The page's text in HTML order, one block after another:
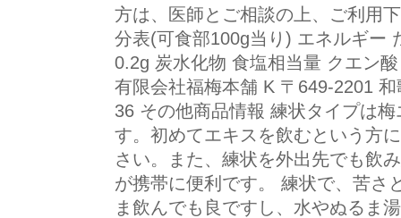
方は、医師とご相談の上、ご利用
分表(可食部100g当り) エネルギー
0.2g 炭水化物 食塩相当量 クエン
有限会社福梅本舗 K 〒649-2201
36 その他商品情報 練状タイプは
す。初めてエキスを飲むという方
さい。また、練状を外出先でも飲
が携帯に便利です。 練状で、苦さ
ま飲んでも良ですし、水やぬるま